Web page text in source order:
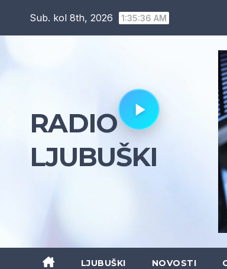
Sub. kol 8th, 2026 1:35:37 AM
RADIO
LJUBUŠKI
LJUBUŠKI NOVOSTI